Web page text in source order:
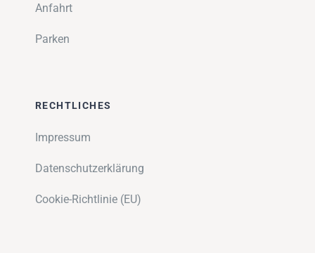
Anfahrt
Parken
RECHTLICHES
Impressum
Datenschutzerklärung
Cookie-Richtlinie (EU)